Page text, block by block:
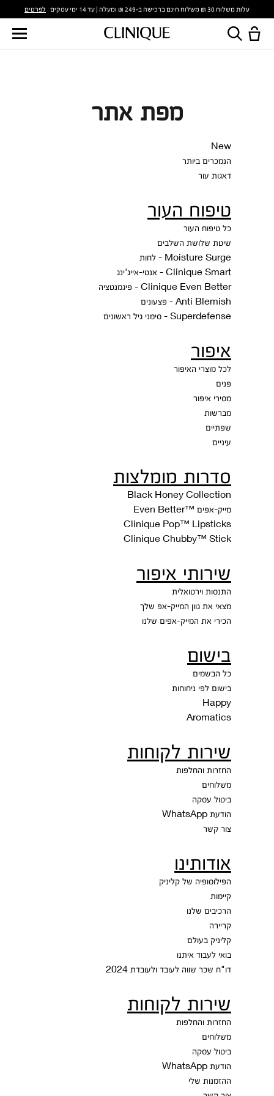
עלות משלוח 30 ₪ משלוח חינם ברכישה ב-249 ₪ ומעלה | עד 14 ימי עסקים לפרטים
מפת אתר
New
הנמכרים ביותר
דאגות עור
טיפוח העור
כל טיפוח העור
שיטת שלושת השלבים
Moisture Surge - לחות
Clinique Smart - אנטי-אייג'ינג
Clinique Even Better - פיגמנטציה
Anti Blemish - פצעונים
Superdefense - סימני גיל ראשונים
איפור
לכל מוצרי האיפור
פנים
מסירי איפור
מברשות
שפתיים
עיניים
סדרות מומלצות
Black Honey Collection
מייק-אפים ™Even Better
Clinique Pop™ Lipsticks
Clinique Chubby™ Stick
שירותי איפור
התנסות וירטואלית
מצאי את גוון המייק-אפ שלך
הכירי את המייק-אפים שלנו
בישום
כל הבשמים
בישום לפי ניחוחות
Happy
Aromatics
שירות לקוחות
החזרות והחלפות
משלוחים
ביטול עסקה
הודעת WhatsApp
צור קשר
אודותינו
הפילוסופיה של קליניק
קיימות
הרכיבים שלנו
קריירה
קליניק בעולם
בואי לעבוד איתנו
דו"ח שכר שווה לעובד ולעובדת 2024
שירות לקוחות
החזרות והחלפות
משלוחים
ביטול עסקה
הודעת WhatsApp
ההזמנות שלי